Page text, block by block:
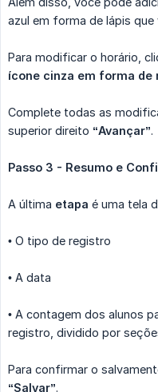
azul em forma de lápis
Para modificar o horário,
ícone cinza em forma de
Complete todas as
superior direito “Avançar”.
Passo 3 - Resumo e
A última etapa é uma tela
• O tipo de registro
• A data
• A contagem dos alunos
registro, dividido por
Para confirmar o
“Salvar”.